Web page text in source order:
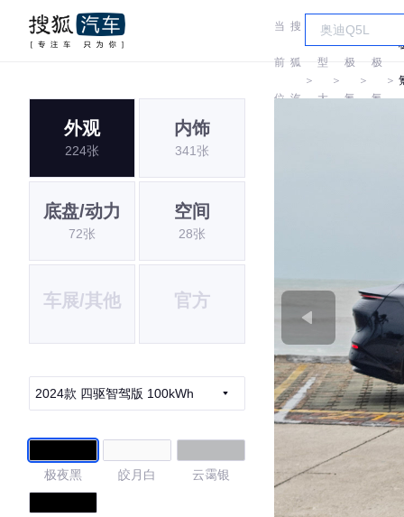
当
前
位
搜
狐
汽
＞
车
型
大
＞
极
氪
＞
极
氪
＞
外观
224张
内饰
341张
底盘/动力
72张
空间
28张
车展/其他 官方
2024款 四驱智驾版 100kWh
极夜黑 皎月白 云霭银